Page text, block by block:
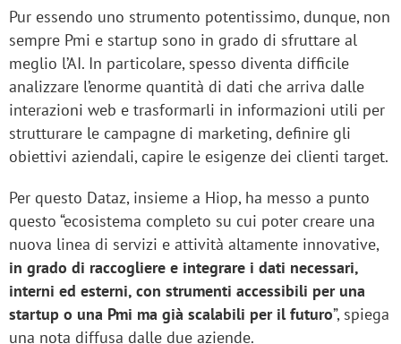
Pur essendo uno strumento potentissimo, dunque, non
sempre Pmi e startup sono in grado di sfruttare al
meglio l’AI. In particolare, spesso diventa difficile
analizzare l’enorme quantità di dati che arriva dalle
interazioni web e trasformarli in informazioni utili per
strutturare le campagne di marketing, definire gli
obiettivi aziendali, capire le esigenze dei clienti target.
Per questo Dataz, insieme a Hiop, ha messo a punto
questo “ecosistema completo su cui poter creare una
nuova linea di servizi e attività altamente innovative,
in grado di raccogliere e integrare i dati necessari,
interni ed esterni, con strumenti accessibili per una
startup o una Pmi ma già scalabili per il futuro”, spiega
una nota diffusa dalle due aziende.